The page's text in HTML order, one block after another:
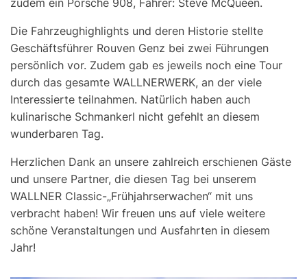
zudem ein Porsche 908, Fahrer: Steve McQueen.
Die Fahrzeughighlights und deren Historie stellte
Geschäftsführer Rouven Genz bei zwei Führungen
persönlich vor. Zudem gab es jeweils noch eine Tour
durch das gesamte WALLNERWERK, an der viele
Interessierte teilnahmen. Natürlich haben auch
kulinarische Schmankerl nicht gefehlt an diesem
wunderbaren Tag.
Herzlichen Dank an unsere zahlreich erschienen Gäste
und unsere Partner, die diesen Tag bei unserem
WALLNER Classic-„Frühjahrserwachen“ mit uns
verbracht haben! Wir freuen uns auf viele weitere
schöne Veranstaltungen und Ausfahrten in diesem
Jahr!